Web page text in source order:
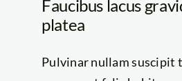
Faucibus lacus
platea
Pulvinar nullam suscipit